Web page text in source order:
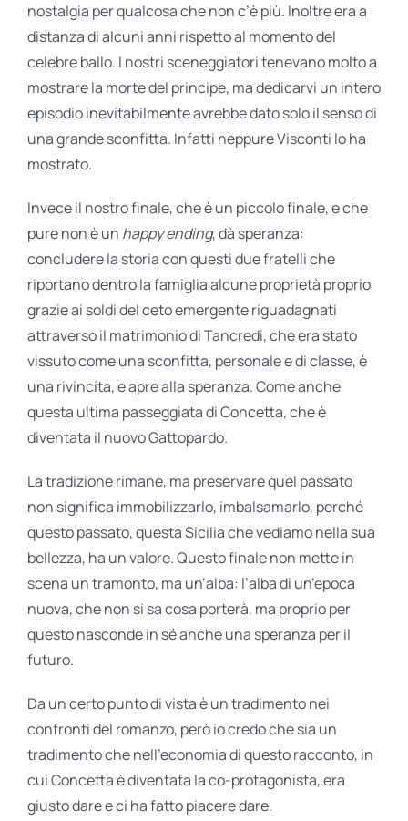
nostalgia per qualcosa che non c’è più. Inoltre era a
distanza di alcuni anni rispetto al momento del
celebre ballo. I nostri sceneggiatori tenevano molto a
mostrare la morte del principe, ma dedicarvi un intero
episodio inevitabilmente avrebbe dato solo il senso di
una grande sconfitta. Infatti neppure Visconti lo ha
mostrato.
Invece il nostro finale, che è un piccolo finale, e che
pure non è un happy ending, dà speranza:
concludere la storia con questi due fratelli che
riportano dentro la famiglia alcune proprietà proprio
grazie ai soldi del ceto emergente riguadagnati
attraverso il matrimonio di Tancredi, che era stato
vissuto come una sconfitta, personale e di classe, è
una rivincita, e apre alla speranza. Come anche
questa ultima passeggiata di Concetta, che è
diventata il nuovo Gattopardo.
La tradizione rimane, ma preservare quel passato
non significa immobilizzarlo, imbalsamarlo, perché
questo passato, questa Sicilia che vediamo nella sua
bellezza, ha un valore. Questo finale non mette in
scena un tramonto, ma un’alba: l’alba di un’epoca
nuova, che non si sa cosa porterà, ma proprio per
questo nasconde in sé anche una speranza per il
futuro.
Da un certo punto di vista è un tradimento nei
confronti del romanzo, però io credo che sia un
tradimento che nell’economia di questo racconto, in
cui Concetta è diventata la co-protagonista, era
giusto dare e ci ha fatto piacere dare.